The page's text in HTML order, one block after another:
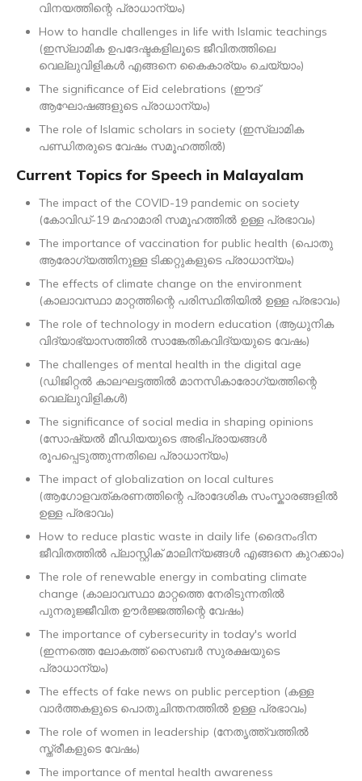
വിനയത്തിന്റെ പ്രാധാന്യം)
How to handle challenges in life with Islamic teachings
(ഇസ്ലാമിക ഉപദേഷ്ടകളിലൂടെ ജീവിതത്തിലെ
വെല്ലുവിളികൾ എങ്ങനെ കൈകാര്യം ചെയ്യാം)
The significance of Eid celebrations (ഈദ്
ആഘോഷങ്ങളുടെ പ്രാധാന്യം)
The role of Islamic scholars in society (ഇസ്ലാമിക
പണ്ഡിതരുടെ വേഷം സമൂഹത്തിൽ)
Current Topics for Speech in Malayalam
The impact of the COVID-19 pandemic on society
(കോവിഡ്-19 മഹാമാരി സമൂഹത്തിൽ ഉള്ള പ്രഭാവം)
The importance of vaccination for public health (പൊതു
ആരോഗ്യത്തിനുള്ള ടിക്കറ്റുകളുടെ പ്രാധാന്യം)
The effects of climate change on the environment
(കാലാവസ്ഥാ മാറ്റത്തിന്റെ പരിസ്ഥിതിയിൽ ഉള്ള പ്രഭാവം)
The role of technology in modern education (ആധുനിക
വിദ്യാഭ്യാസത്തിൽ സാങ്കേതികവിദ്യയുടെ വേഷം)
The challenges of mental health in the digital age
(ഡിജിറ്റൽ കാലഘട്ടത്തിൽ മാനസികാരോഗ്യത്തിന്റെ
വെല്ലുവിളികൾ)
The significance of social media in shaping opinions
(സോഷ്യൽ മീഡിയയുടെ അഭിപ്രായങ്ങൾ
രൂപപ്പെടുത്തുന്നതിലെ പ്രാധാന്യം)
The impact of globalization on local cultures
(ആഗോളവത്കരണത്തിന്റെ പ്രാദേശിക സംസ്കാരങ്ങളിൽ
ഉള്ള പ്രഭാവം)
How to reduce plastic waste in daily life (ദൈനംദിന
ജീവിതത്തിൽ പ്ലാസ്റ്റിക് മാലിന്യങ്ങൾ എങ്ങനെ കുറക്കാം)
The role of renewable energy in combating climate
change (കാലാവസ്ഥാ മാറ്റത്തെ നേരിടുന്നതിൽ
പുനരുജ്ജീവിത ഊർജ്ജത്തിന്റെ വേഷം)
The importance of cybersecurity in today's world
(ഇന്നത്തെ ലോകത്ത് സൈബർ സുരക്ഷയുടെ
പ്രാധാന്യം)
The effects of fake news on public perception (കള്ള
വാർത്തകളുടെ പൊതുചിന്തനത്തിൽ ഉള്ള പ്രഭാവം)
The role of women in leadership (നേതൃത്ത്വത്തിൽ
സ്ത്രീകളുടെ വേഷം)
The importance of mental health awareness